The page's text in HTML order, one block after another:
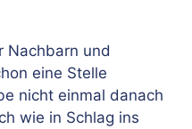
Nachbarn und
eine Stelle
nicht einmal danach
wie in Schlag ins